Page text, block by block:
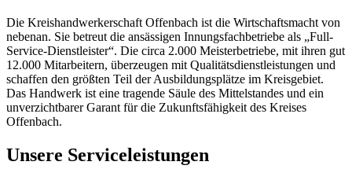
Die Kreishandwerkerschaft Offenbach ist die Wirtschaftsmacht von
nebenan. Sie betreut die ansässigen Innungsfachbetriebe als „Full-
Service-Dienstleister“. Die circa 2.000 Meisterbetriebe, mit ihren gut
12.000 Mitarbeitern, überzeugen mit Qualitätsdienstleistungen und
schaffen den größten Teil der Ausbildungsplätze im Kreisgebiet.
Das Handwerk ist eine tragende Säule des Mittelstandes und ein
unverzichtbarer Garant für die Zukunftsfähigkeit des Kreises
Offenbach.
Unsere Serviceleistungen